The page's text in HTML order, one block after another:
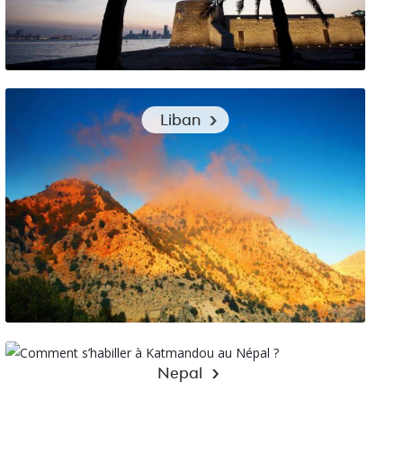
Quels vêtements pour visiter Bahreïn : nos conseils
Liban
Sélection de vêtements pour partir en voyage en Liban
Nepal